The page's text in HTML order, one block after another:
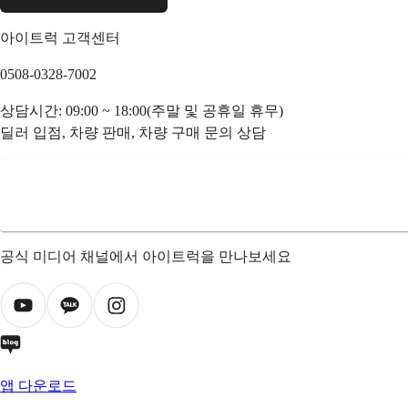
아이트럭 고객센터
0508-0328-7002
상담시간: 09:00 ~ 18:00(주말 및 공휴일 휴무)
딜러 입점, 차량 판매, 차량 구매 문의 상담
공식 미디어 채널에서 아이트럭을 만나보세요
앱 다운로드